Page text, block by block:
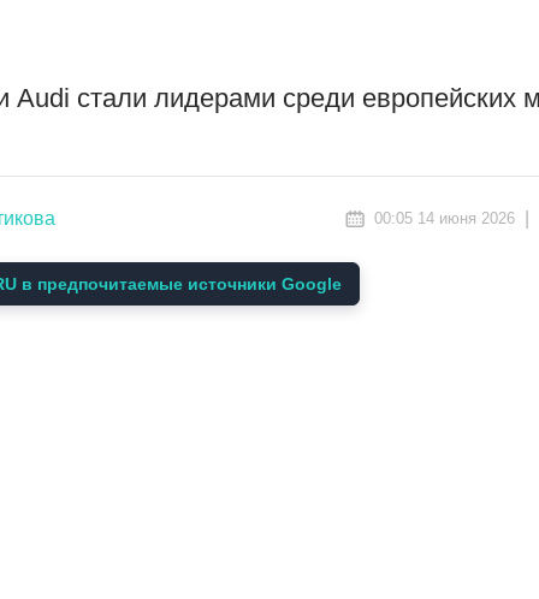
Audi стали лидерами среди европейских
00:05 14 июня 2026
в предпочитаемые источники Google